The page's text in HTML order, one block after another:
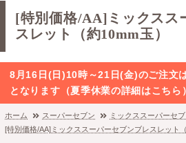
[特別価格/AA]ミックスス
スレット（約10mm玉）
8月16日(日)10時～21日(金)のご注文
となります（夏季休業の詳細はこちら）
ホーム スーパーセブン ミックススーパーセ
[特別価格/AA]ミックススーパーセブンブレスレット（